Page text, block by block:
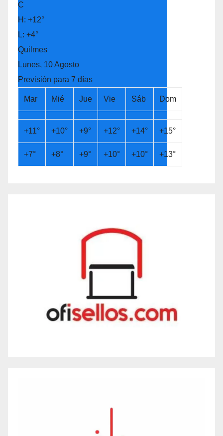
C
H: +12°
L: +4°
Quilmes
Lunes, 10 Agosto
Previsión para 7 días
Mar Mié Jue Vie Sáb Dom
+11° +10° +9° +12° +14° +15°
+7° +8° +9° +10° +10° +13°